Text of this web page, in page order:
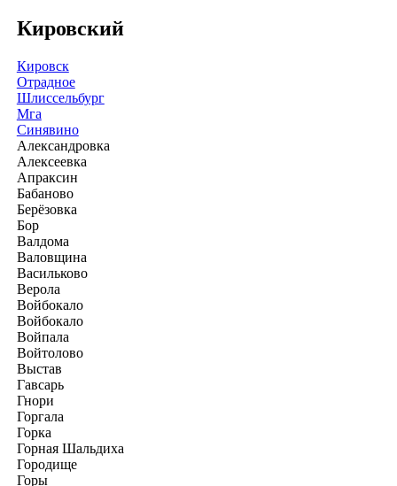
Кировский
Кировск
Отрадное
Шлиссельбург
Мга
Синявино
Александровка
Алексеевка
Апраксин
Бабаново
Берёзовка
Бор
Валдома
Валовщина
Васильково
Верола
Войбокало
Войбокало
Войпала
Войтолово
Выстав
Гавсарь
Гнори
Горгала
Горка
Горная Шальдиха
Городище
Горы